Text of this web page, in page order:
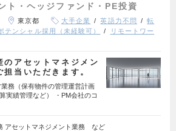
ト・ヘッジファンド・PE投資
東京都 大手企業 英語力不問
転
テンシャル採用（未経験可）
リモートワー
のアセットマネジメン
担当いただきます。
業務（保有物件の管理運営計画
実績管理など） ・PM会社のコ
アセットマネジメント業務 など